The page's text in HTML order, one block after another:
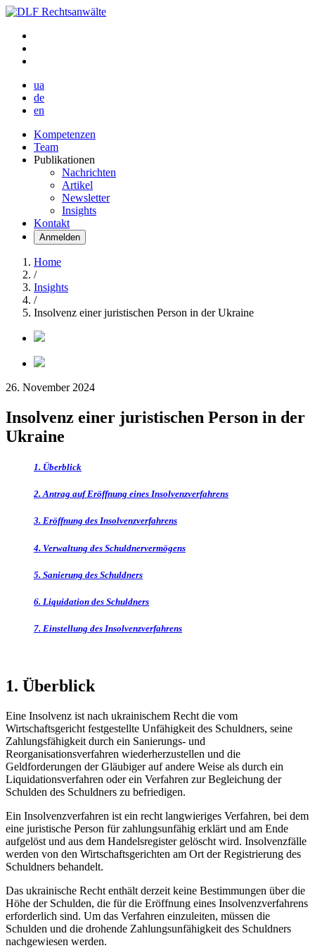
ua
de
en
Kompetenzen
Team
Publikationen
Nachrichten
Artikel
Newsletter
Insights
Kontakt
Anmelden
Home
/
Insights
/
Insolvenz einer juristischen Person in der Ukraine
26. November 2024
Insolvenz einer juristischen Person in der
Ukraine
1. Überblick
2. Antrag auf Eröffnung eines Insolvenzverfahrens
3. Eröffnung des Insolvenzverfahrens
4. Verwaltung des Schuldnervermögens
5. Sanierung des Schuldners
6. Liquidation des Schuldners
7. Einstellung des Insolvenzverfahrens
1. Überblick
Eine Insolvenz ist nach ukrainischem Recht die vom
Wirtschaftsgericht festgestellte Unfähigkeit des Schuldners, seine
Zahlungsfähigkeit durch ein Sanierungs- und
Reorganisationsverfahren wiederherzustellen und die
Geldforderungen der Gläubiger auf andere Weise als durch ein
Liquidationsverfahren oder ein Verfahren zur Begleichung der
Schulden des Schuldners zu befriedigen.
Ein Insolvenzverfahren ist ein recht langwieriges Verfahren, bei dem
eine juristische Person für zahlungsunfähig erklärt und am Ende
aufgelöst und aus dem Handelsregister gelöscht wird. Insolvenzfälle
werden von den Wirtschaftsgerichten am Ort der Registrierung des
Schuldners behandelt.
Das ukrainische Recht enthält derzeit keine Bestimmungen über die
Höhe der Schulden, die für die Eröffnung eines Insolvenzverfahrens
erforderlich sind. Um das Verfahren einzuleiten, müssen die
Schulden und die drohende Zahlungsunfähigkeit des Schuldners
nachgewiesen werden.